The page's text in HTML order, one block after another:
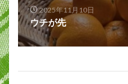
2025年11月10日
ウチが先